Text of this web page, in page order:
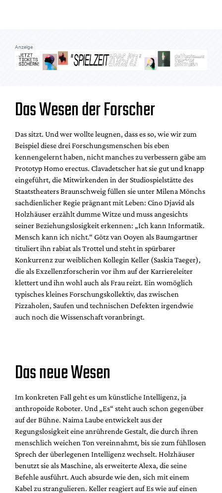
Suche
Anzeige
Das Wesen der Forscher
Das sitzt. Und wer wollte leugnen, dass es so, wie wir zum
Beispiel diese drei Forschungsmenschen bis eben
kennengelernt haben, nicht manches zu verbessern gäbe am
Prototyp Homo erectus. Clavadetscher hat sie gut und knapp
eingeführt, die Mitwirkenden in der Studiospielstätte des
Staatstheaters Braunschweig füllen sie unter Milena Mönchs
sachdienlicher Regie prägnant mit Leben: Cino Djavid als
Holzhäuser erzählt dumme Witze und muss angesichts
seiner Beziehungslosigkeit erkennen: „Ich kann Informatik.
Mensch kann ich nicht.“ Götz van Ooyen als Baumgartner
tituliert ihn rabiat als Trottel und steht in spürbarer
Konkurrenz zur weiblichen Kollegin Keller (Saskia Taeger),
die als Exzellenzforscherin vor ihm auf der Karriereleiter
klettert und ihn wohl auch als Frau reizt. Ein womöglich
typisches kleines Forschungskollektiv, das zwischen
Pizzaholen, Saufen und technischen Defekten irgendwie
auch noch die Wissenschaft voranbringt.
Das neue Wesen
Im konkreten Fall geht es um künstliche Intelligenz, ja
anthropoide Roboter. Und „Es“ steht auch schon gegenüber
auf der Bühne. Naima Laube entwickelt aus der
Regungslosigkeit eine anrührende Gestalt, die durch ihren
menschlich weichen Ton vereinnahmt, bis sie zum fühllosen
Sprech der überlegenen Intelligenz wechselt. Holzhäuser
benutzt sie als Maschine, als erweiterte Alexa, die seine
Befehle ausführt. Auch absurde wie den, sich mit einem
Kabel zu strangulieren. Keller reagiert auf Es wie auf einen